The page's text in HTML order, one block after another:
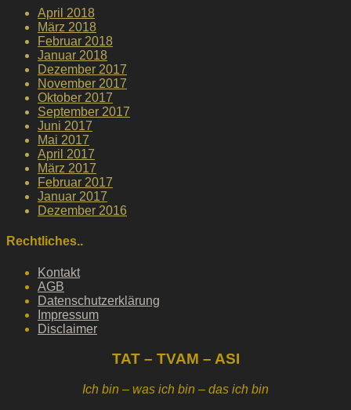
April 2018
März 2018
Februar 2018
Januar 2018
Dezember 2017
November 2017
Oktober 2017
September 2017
Juni 2017
Mai 2017
April 2017
März 2017
Februar 2017
Januar 2017
Dezember 2016
Rechtliches..
Kontakt
AGB
Datenschutzerklärung
Impressum
Disclaimer
TAT – TVAM – ASI
Ich bin – was ich bin – das ich bin